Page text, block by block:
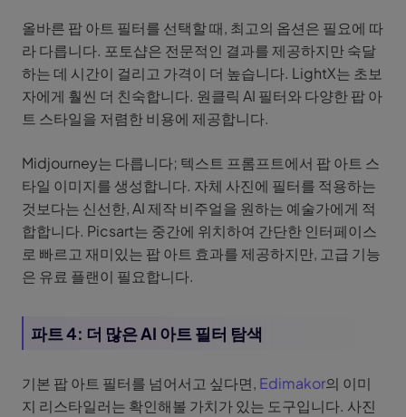
올바른 팝 아트 필터를 선택할 때, 최고의 옵션은 필요에 따
라 다릅니다. 포토샵은 전문적인 결과를 제공하지만 숙달
하는 데 시간이 걸리고 가격이 더 높습니다. LightX는 초보
자에게 훨씬 더 친숙합니다. 원클릭 AI 필터와 다양한 팝 아
트 스타일을 저렴한 비용에 제공합니다.
Midjourney는 다릅니다; 텍스트 프롬프트에서 팝 아트 스
타일 이미지를 생성합니다. 자체 사진에 필터를 적용하는
것보다는 신선한, AI 제작 비주얼을 원하는 예술가에게 적
합합니다. Picsart는 중간에 위치하여 간단한 인터페이스
로 빠르고 재미있는 팝 아트 효과를 제공하지만, 고급 기능
은 유료 플랜이 필요합니다.
파트 4: 더 많은 AI 아트 필터 탐색
기본 팝 아트 필터를 넘어서고 싶다면, Edimakor의 이미
지 리스타일러는 확인해볼 가치가 있는 도구입니다. 사진